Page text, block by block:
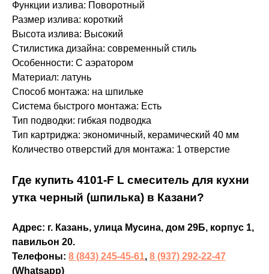
Функции излива: Поворотный
Размер излива: короткий
Высота излива: Высокий
Стилистика дизайна: современный стиль
Особенности: С аэратором
Материал: латунь
Способ монтажа: на шпильке
Система быстрого монтажа: Есть
Тип подводки: гибкая подводка
Тип картриджа: экономичный, керамический 40 мм
Количество отверстий для монтажа: 1 отверстие
Где купить 4101-F L смеситель для кухни
утка черный (шпилька) в Казани?
Адрес: г. Казань, улица Мусина, дом 29Б, корпус 1,
павильон 20.
Телефоны: 8 (843) 245-45-61, 8 (937) 292-22-47
(Whatsapp)